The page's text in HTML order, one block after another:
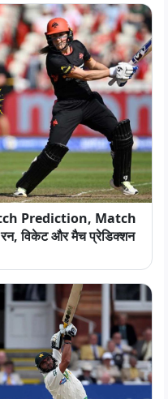
Prediction, Match
रन, विकेट और मैच प्रेडिक्शन